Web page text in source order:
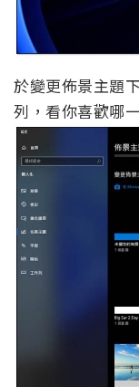
於變更佈景主題
列，看你喜歡哪